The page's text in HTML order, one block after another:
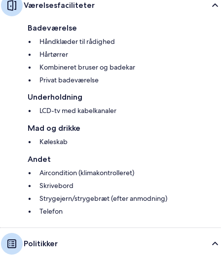
Værelsesfaciliteter
Badeværelse
Håndklæder til rådighed
Hårtørrer
Kombineret bruser og badekar
Privat badeværelse
Underholdning
LCD-tv med kabelkanaler
Mad og drikke
Køleskab
Andet
Aircondition (klimakontrolleret)
Skrivebord
Strygejern/strygebræt (efter anmodning)
Telefon
Politikker